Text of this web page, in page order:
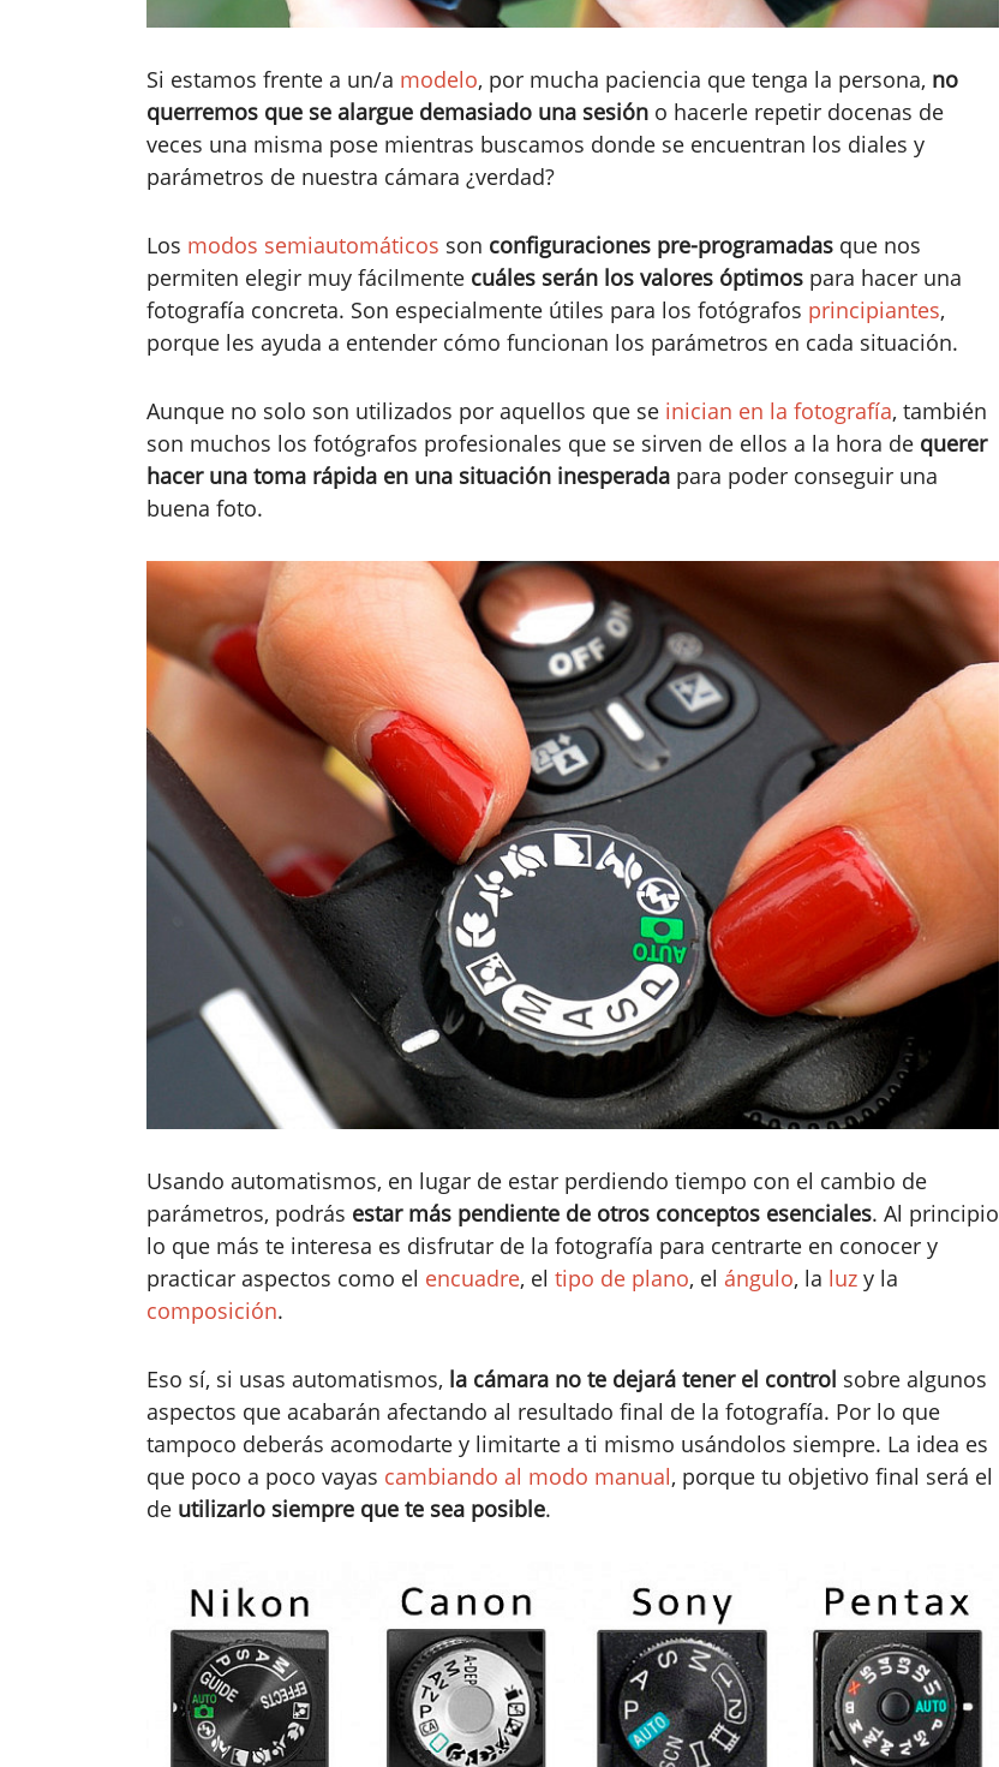
Si estamos frente a un/a modelo, por mucha paciencia que tenga la persona, no
querremos que se alargue demasiado una sesión o hacerle repetir docenas de
veces una misma pose mientras buscamos donde se encuentran los diales y
parámetros de nuestra cámara ¿verdad?
Los modos semiautomáticos son configuraciones pre-programadas que nos
permiten elegir muy fácilmente cuáles serán los valores óptimos para hacer una
fotografía concreta. Son especialmente útiles para los fotógrafos principiantes,
porque les ayuda a entender cómo funcionan los parámetros en cada situación.
Aunque no solo son utilizados por aquellos que se inician en la fotografía, también
son muchos los fotógrafos profesionales que se sirven de ellos a la hora de querer
hacer una toma rápida en una situación inesperada para poder conseguir una
buena foto.
Usando automatismos, en lugar de estar perdiendo tiempo con el cambio de
parámetros, podrás estar más pendiente de otros conceptos esenciales. Al principio
lo que más te interesa es disfrutar de la fotografía para centrarte en conocer y
practicar aspectos como el encuadre, el tipo de plano, el ángulo, la luz y la
composición.
Eso sí, si usas automatismos, la cámara no te dejará tener el control sobre algunos
aspectos que acabarán afectando al resultado final de la fotografía. Por lo que
tampoco deberás acomodarte y limitarte a ti mismo usándolos siempre. La idea es
que poco a poco vayas cambiando al modo manual, porque tu objetivo final será el
de utilizarlo siempre que te sea posible.